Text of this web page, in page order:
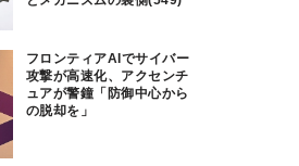
フロンティアAIでサイバー
攻撃が高速化、アクセンチ
ュアが警鐘「防御中心から
の脱却を」